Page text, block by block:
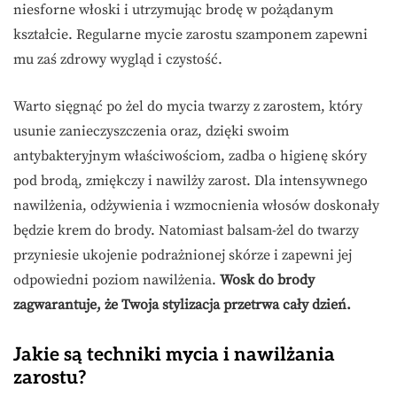
niesforne włoski i utrzymując brodę w pożądanym
kształcie. Regularne mycie zarostu szamponem zapewni
mu zaś zdrowy wygląd i czystość.
Warto sięgnąć po żel do mycia twarzy z zarostem, który
usunie zanieczyszczenia oraz, dzięki swoim
antybakteryjnym właściwościom, zadba o higienę skóry
pod brodą, zmiękczy i nawilży zarost. Dla intensywnego
nawilżenia, odżywienia i wzmocnienia włosów doskonały
będzie krem do brody. Natomiast balsam-żel do twarzy
przyniesie ukojenie podrażnionej skórze i zapewni jej
odpowiedni poziom nawilżenia. Wosk do brody
zagwarantuje, że Twoja stylizacja przetrwa cały dzień.
Jakie są techniki mycia i nawilżania
zarostu?